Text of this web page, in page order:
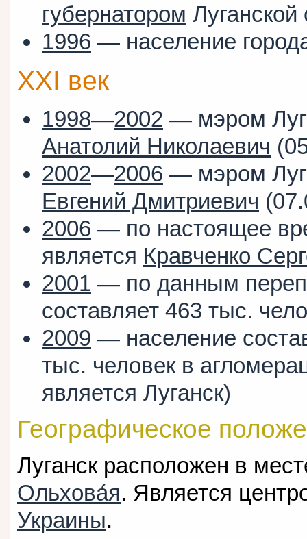
губернатором Луганской
1996 — население
XXI век
1998—2002 — мэром
Анатолий Николаевич
2002—2006 — мэром
Евгений Дмитриевич
2006 — по настоящее
является Кравченко
2001 — по данным
составляет 463 тыс.
2009 — население
тыс. человек в
является Луганск)
Географическое
Луганск расположен в
Ольхова́я. Является
Украины.